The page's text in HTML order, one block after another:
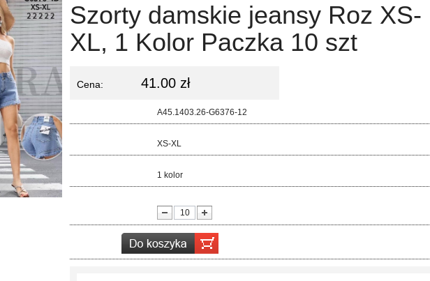
Szorty damskie jeansy Roz XS-
XL, 1 Kolor Paczka 10 szt
Cena: 41.00 zł
A45.1403.26-G6376-12
XS-XL
1 kolor